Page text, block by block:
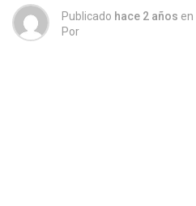
Publicado hace 2 años en
Por